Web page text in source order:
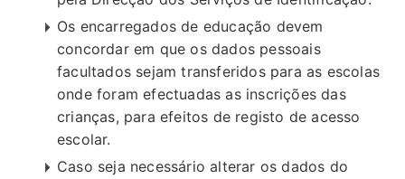
Os encarregados de educação devem
concordar em que os dados pessoais
facultados sejam transferidos para as escolas
onde foram efectuadas as inscrições das
crianças, para efeitos de registo de acesso
escolar.
Caso seja necessário alterar os dados do